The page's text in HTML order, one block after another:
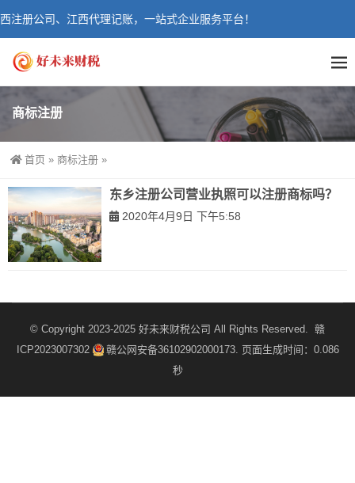
注册公司、江西代理记账，一站式企业服务平台！
商标注册
首页 » 商标注册 »
东乡注册公司营业执照可以注册商标吗？
2020年4月9日 下午5:58
© Copyright 2023-2025 好未来财税公司 All Rights Reserved. 赣
ICP2023007302
赣公网安备36102902000173. 页面生成时间：0.086
秒